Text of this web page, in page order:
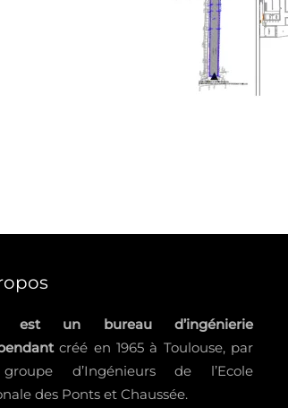
est un bureau d’ingénierie
créé en 1965 à Toulouse, par
d’Ingénieurs de l’Ecole
des Ponts et Chaussée.